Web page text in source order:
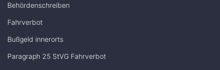
Behördenschreiben
Fahrverbot
Bußgeld innerorts
Paragraph 25 StVG Fahrverbot